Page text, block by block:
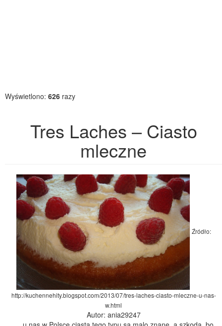
Wyświetlono: 626 razy
Tres Laches – Ciasto
mleczne
Źródło:
http://kuchennehity.blogspot.com/2013/07/tres-laches-ciasto-mleczne-u-nas-
w.html
Autor: ania29247